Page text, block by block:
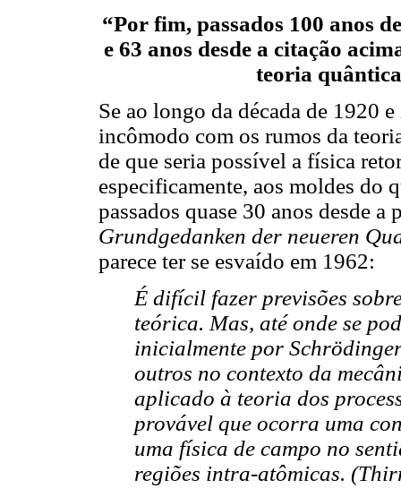
“Por fim, passados 100 anos
e 63 anos desde a citação
teoria
Se ao longo da década de 1920
incômodo com os rumos da
de que seria possível a física
especificamente, aos moldes do
passados quase 30 anos desde
Grundgedanken der neueren
parece ter se esvaído em 1962:
É difícil fazer previsões
teórica. Mas, até onde se
inicialmente por
outros no contexto da
aplicado à teoria dos
provável que ocorra uma
uma física de campo no
regiões intra-atômicas.